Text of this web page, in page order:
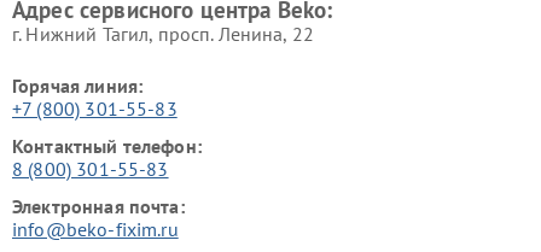
Адрес сервисного центра Beko:
г. Нижний Тагил, просп. Ленина, 22
Горячая линия:
+7 (800) 301-55-83
Контактный телефон:
8 (800) 301-55-83
Электронная почта:
info@beko-fixim.ru